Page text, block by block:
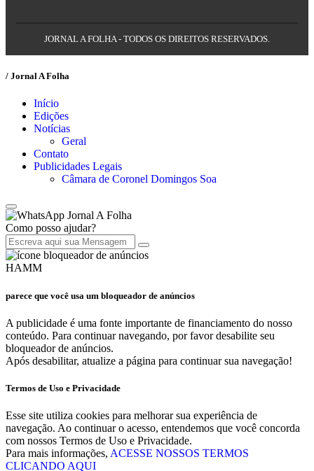
JORNAL A FOLHA - TODOS OS DIREITOS RESERVADOS.
/ Jornal A Folha
Início
Edições
Notícias
Geral
Contato
Publicidades Legais
Câmara de Coronel Domingos Soa
Jornal A Folha
Como posso ajudar?
HAMM
parece que você usa um bloqueador de anúncios
A publicidade é uma fonte importante de financiamento do nosso
conteúdo. Para continuar navegando, por favor desabilite seu
bloqueador de anúncios.
Após desabilitar, atualize a página para continuar sua navegação!
Termos de Uso e Privacidade
Esse site utiliza cookies para melhorar sua experiência de
navegação. Ao continuar o acesso, entendemos que você concorda
com nossos Termos de Uso e Privacidade.
Para mais informações, ACESSE NOSSOS TERMOS
CLICANDO AQUI